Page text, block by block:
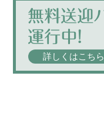
詳しくはこちら